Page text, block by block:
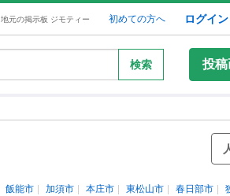
地元の掲示板 ジモティー 初めての方へ ログイン
検索 投
飯能市 加須市 本庄市 東松山市 春日部市